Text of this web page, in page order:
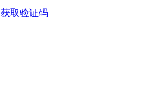
获取验证码